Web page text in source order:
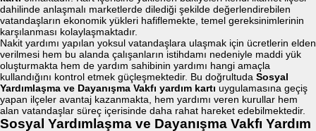
dahilinde anlaşmalı marketlerde dilediği şekilde değerlendirebilen
vatandaşların ekonomik yükleri hafiflemekte, temel gereksinimlerinin
karşılanması kolaylaşmaktadır.
Nakit yardımı yapılan yoksul vatandaşlara ulaşmak için ücretlerin elden
verilmesi hem bu alanda çalışanların istihdamı nedeniyle maddi yük
oluşturmakta hem de yardım sahibinin yardımı hangi amaçla
kullandığını kontrol etmek güçleşmektedir. Bu doğrultuda Sosyal
Yardımlaşma ve Dayanışma Vakfı yardım kartı uygulamasına geçiş
yapan ilçeler avantaj kazanmakta, hem yardımı veren kurullar hem
alan vatandaşlar süreç içerisinde daha rahat hareket edebilmektedir.
Sosyal Yardımlaşma ve Dayanışma Vakfı Yardım